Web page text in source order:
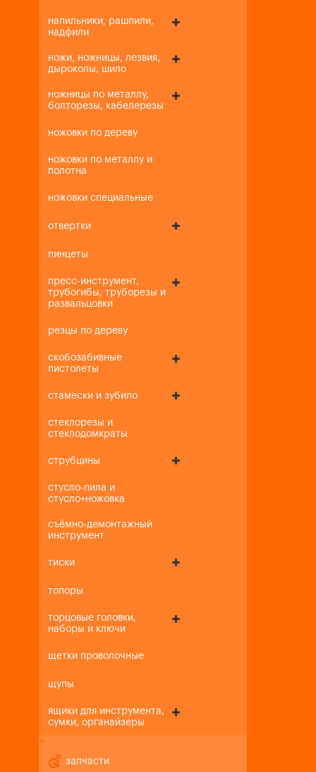
напильники, рашпили,
надфили
ножи, ножницы, лезвия,
дыроколы, шило
ножницы по металлу,
болторезы, кабелерезы
ножовки по дереву
ножовки по металлу и
полотна
ножовки специальные
отвертки
пинцеты
пресс-инструмент,
трубогибы, труборезы и
развальцовки
резцы по дереву
скобозабивные
пистолеты
стамески и зубило
стеклорезы и
стеклодомкраты
струбцины
стусло-пила и
стусло+ножовка
съёмно-демонтажный
инструмент
тиски
топоры
торцовые головки,
наборы и ключи
щетки проволочные
щупы
ящики для инструмента,
сумки, органайзеры
+-
запчасти